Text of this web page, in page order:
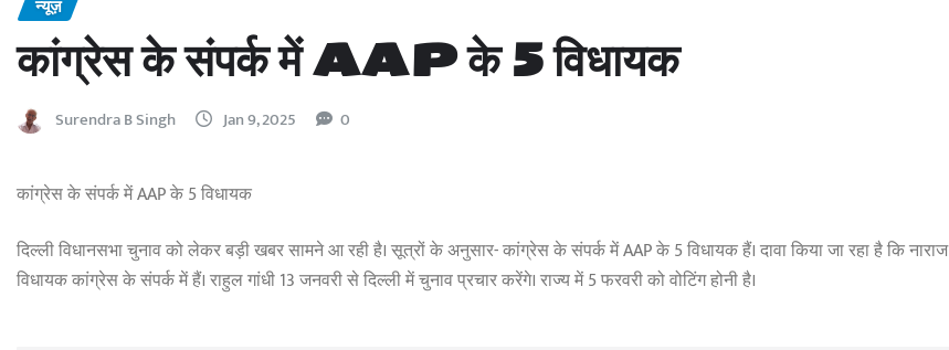
न्यूज़
कांग्रेस के संपर्क में AAP के 5 विधायक
Surendra B Singh Jan 9, 2025 0
कांग्रेस के संपर्क में AAP के 5 विधायक
दिल्ली विधानसभा चुनाव को लेकर बड़ी खबर सामने आ रही है। सूत्रों के अनुसार- कांग्रेस के संपर्क में AAP के 5 विधायक हैं। दावा किया जा रहा है कि नाराज
विधायक कांग्रेस के संपर्क में हैं। राहुल गांधी 13 जनवरी से दिल्ली में चुनाव प्रचार करेंगे। राज्य में 5 फरवरी को वोटिंग होनी है।